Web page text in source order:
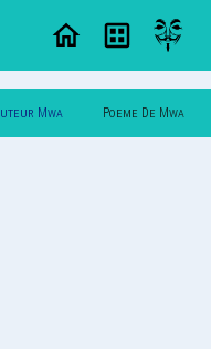
Mwa Poeme De Mwa